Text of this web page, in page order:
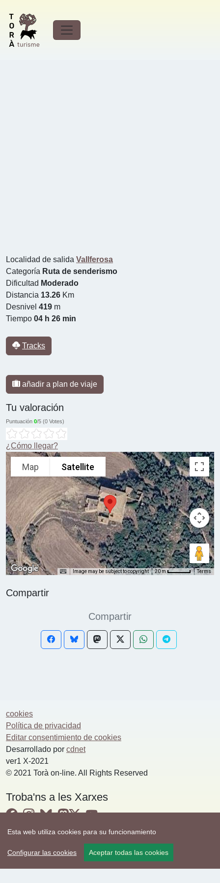
Esta web utiliza cookies para su funcionamiento
Configurar las cookies Aceptar todas las cookies
Ruta de senderismo de
Vallferosa
Localidad de salida Vallferosa
Categoría Ruta de senderismo
Dificultad Moderado
Distancia 13.26 Km
Desnivel 419 m
Tiempo 04 h 26 min
Tracks
añadir a plan de viaje
Tu valoración
Puntuación 0/5 (0 Votes)
¿Cómo llegar?
Map Satellite
Image may be subject to copyright 20 m Terms
Compartir
Compartir
cookies
Política de privacidad
Editar consentimiento de cookies
Desarrollado por cdnet
ver1 X-2021
© 2021 Torà on-line. All Rights Reserved
Troba'ns a les Xarxes